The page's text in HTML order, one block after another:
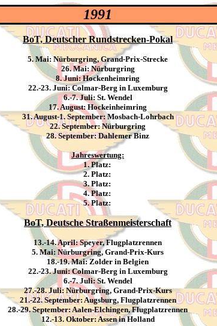
1991
BoT, Deutscher Rundstrecken-Pokal
5. Mai: Nürburgring, Grand-Prix-Strecke
26. Mai: Nürburgring
8. Juni: Hockenheimring
22.-23. Juni: Colmar-Berg in Luxemburg
6.-7. Juli: St. Wendel
17. August: Hockeinheimring
31. August-1. September: Mosbach-Lohrbach
22. September: Nürburgring
28. September: Dahlemer Binz
Jahreswertung:
1. Platz:
2. Platz:
3. Platz:
4. Platz:
5. Platz:
BoT, Deutsche Straßenmeisterschaft
13.-14. April: Speyer, Flugplatzrennen
5. Mai: Nürburgring, Grand-Prix-Kurs
18.-19. Mai: Zolder in Belgien
22.-23. Juni: Colmar-Berg in Luxemburg
6.-7. Juli: St. Wendel
27.-28. Juli: Nürburgring, Grand-Prix-Kurs
21.-22. September: Augsburg, Flugplatzrennen
28.-29. September: Aalen-Elchingen, Flugplatzrennen
12.-13. Oktober: Assen in Holland